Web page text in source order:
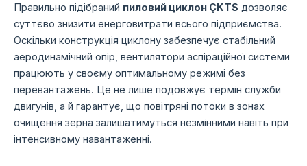
Правильно підібраний пиловий циклон ÇKTS дозволяє
суттєво знизити енерговитрати всього підприємства.
Оскільки конструкція циклону забезпечує стабільний
аеродинамічний опір, вентилятори аспіраційної системи
працюють у своєму оптимальному режимі без
перевантажень. Це не лише подовжує термін служби
двигунів, а й гарантує, що повітряні потоки в зонах
очищення зерна залишатимуться незмінними навіть при
інтенсивному навантаженні.